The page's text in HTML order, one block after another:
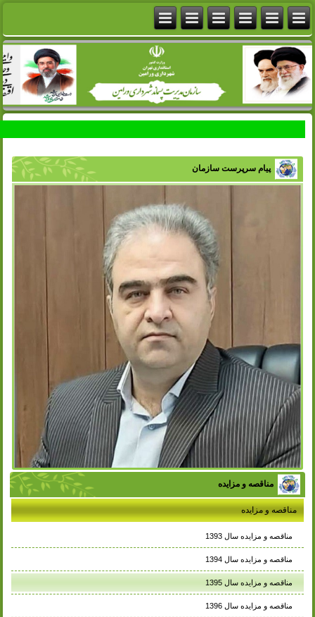
پیام سرپرست سازمان
مناقصه و مزایده
مناقصه و مزایده
مناقصه و مزایده سال 1393
مناقصه و مزایده سال 1394
مناقصه و مزایده سال 1395
مناقصه و مزایده سال 1396